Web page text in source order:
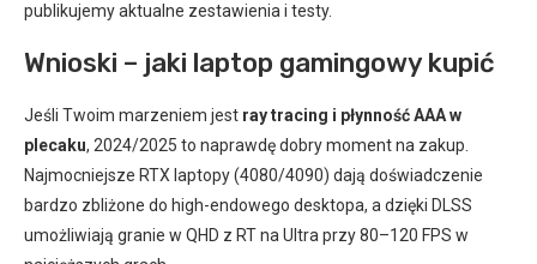
publikujemy aktualne zestawienia i testy.
Wnioski – jaki laptop gamingowy kupić
Jeśli Twoim marzeniem jest ray tracing i płynność AAA w
plecaku, 2024/2025 to naprawdę dobry moment na zakup.
Najmocniejsze RTX laptopy (4080/4090) dają doświadczenie
bardzo zbliżone do high-endowego desktopa, a dzięki DLSS
umożliwiają granie w QHD z RT na Ultra przy 80–120 FPS w